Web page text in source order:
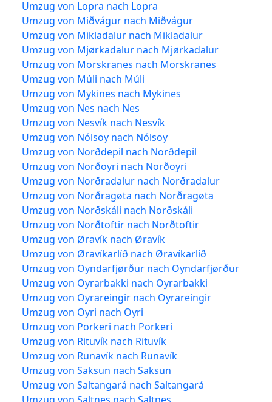
Umzug von Lopra nach Lopra
Umzug von Miðvágur nach Miðvágur
Umzug von Mikladalur nach Mikladalur
Umzug von Mjørkadalur nach Mjørkadalur
Umzug von Morskranes nach Morskranes
Umzug von Múli nach Múli
Umzug von Mykines nach Mykines
Umzug von Nes nach Nes
Umzug von Nesvík nach Nesvík
Umzug von Nólsoy nach Nólsoy
Umzug von Norðdepil nach Norðdepil
Umzug von Norðoyri nach Norðoyri
Umzug von Norðradalur nach Norðradalur
Umzug von Norðragøta nach Norðragøta
Umzug von Norðskáli nach Norðskáli
Umzug von Norðtoftir nach Norðtoftir
Umzug von Øravík nach Øravík
Umzug von Øravíkarlíð nach Øravíkarlíð
Umzug von Oyndarfjørður nach Oyndarfjørður
Umzug von Oyrarbakki nach Oyrarbakki
Umzug von Oyrareingir nach Oyrareingir
Umzug von Oyri nach Oyri
Umzug von Porkeri nach Porkeri
Umzug von Rituvík nach Rituvík
Umzug von Runavík nach Runavík
Umzug von Saksun nach Saksun
Umzug von Saltangará nach Saltangará